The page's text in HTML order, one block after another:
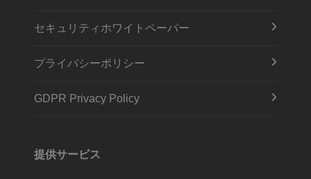
セキュリティホワイトペーパー
プライバシーポリシー
GDPR Privacy Policy
提供サービス